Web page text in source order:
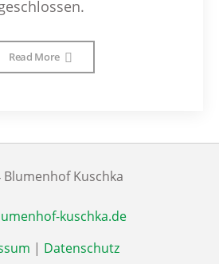
Read More
Blumenhof Kuschka
kuschka.de
| Datenschutz